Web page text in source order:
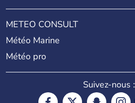
METEO CONSULT
Météo Marine
Météo pro
Suivez-nous :